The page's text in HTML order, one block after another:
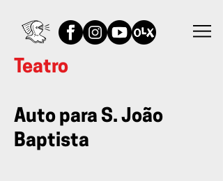
Teatro
Auto para S. João
Baptista